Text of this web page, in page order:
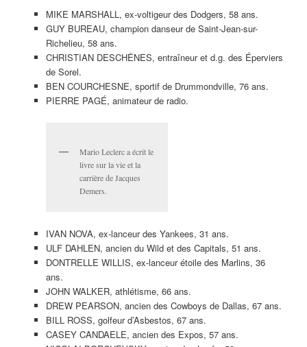
MIKE MARSHALL, ex-voltigeur des Dodgers, 58 ans.
GUY BUREAU, champion danseur de Saint-Jean-sur-
Richelieu, 58 ans.
CHRISTIAN DESCHÊNES, entraîneur et d.g. des Éperviers
de Sorel.
BEN COURCHESNE, sportif de Drummondville, 76 ans.
PIERRE PAGÉ, animateur de radio.
Mario Leclerc a écrit le
livre sur la vie et la
carrière de Jacques
Demers.
IVAN NOVA, ex-lanceur des Yankees, 31 ans.
ULF DAHLEN, ancien du Wild et des Capitals, 51 ans.
DONTRELLE WILLIS, ex-lanceur étoile des Marlins, 36
ans.
JOHN WALKER, athlétisme, 66 ans.
DREW PEARSON, ancien des Cowboys de Dallas, 67 ans.
BILL ROSS, golfeur d’Asbestos, 67 ans.
CASEY CANDAELE, ancien des Expos, 57 ans.